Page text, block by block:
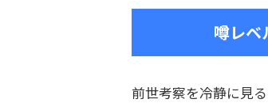
噂レベ
前世考察を冷静に見